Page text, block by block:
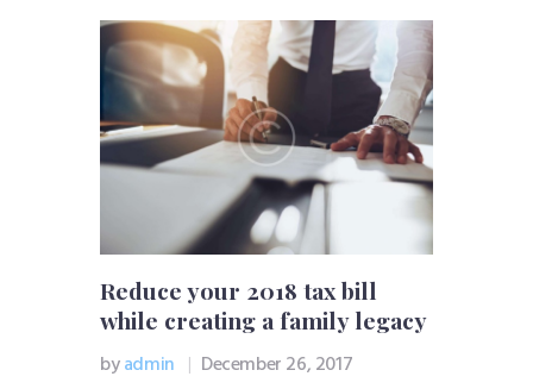
Reduce your 2018 tax bill
while creating a family legacy
byadmin December 26, 2017